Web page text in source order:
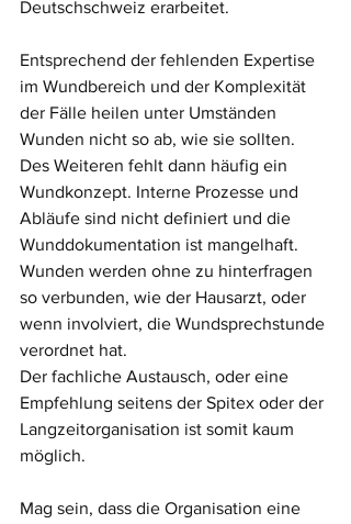
Deutschschweiz erarbeitet.
Entsprechend der fehlenden Expertise
im Wundbereich und der Komplexität
der Fälle heilen unter Umständen
Wunden nicht so ab, wie sie sollten.
Des Weiteren fehlt dann häufig ein
Wundkonzept. Interne Prozesse und
Abläufe sind nicht definiert und die
Wunddokumentation ist mangelhaft.
Wunden werden ohne zu hinterfragen
so verbunden, wie der Hausarzt, oder
wenn involviert, die Wundsprechstunde
verordnet hat.
Der fachliche Austausch, oder eine
Empfehlung seitens der Spitex oder der
Langzeitorganisation ist somit kaum
möglich.
Mag sein, dass die Organisation eine